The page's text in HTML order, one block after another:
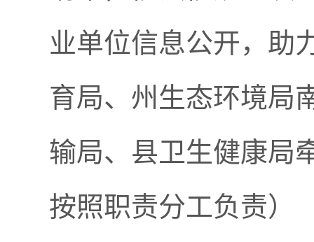
业单位信息公开，助
育局、州生态环境局
输局、县卫生健康局
按照职责分工负责）